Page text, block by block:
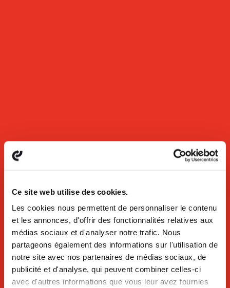
Ce site web utilise des cookies.
Les cookies nous permettent de personnaliser le contenu
et les annonces, d'offrir des fonctionnalités relatives aux
médias sociaux et d'analyser notre trafic. Nous
partageons également des informations sur l'utilisation de
notre site avec nos partenaires de médias sociaux, de
publicité et d'analyse, qui peuvent combiner celles-ci
avec d'autres informations que vous leur avez fournies